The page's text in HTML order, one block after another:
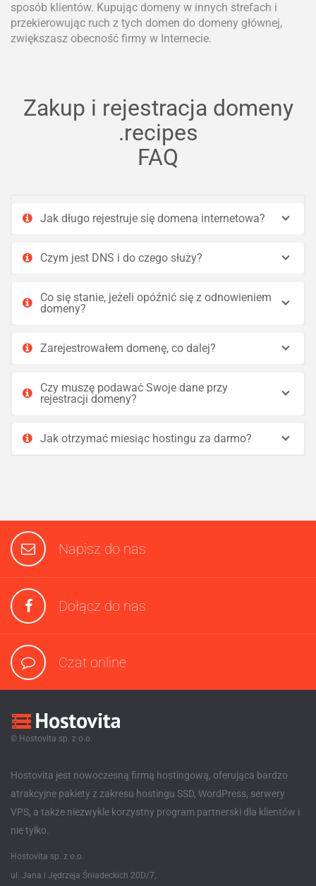
sposób klientów. Kupując domeny w innych strefach i
przekierowując ruch z tych domen do domeny głównej,
zwiększasz obecność firmy w Internecie.
Zakup i rejestracja domeny
.recipes
FAQ
Jak długo rejestruje się domena internetowa?
Czym jest DNS i do czego służy?
Co się stanie, jeżeli opóźnić się z odnowieniem
domeny?
Zarejestrowałem domenę, co dalej?
Czy muszę podawać Swoje dane przy
rejestracji domeny?
Jak otrzymać miesiąc hostingu za darmo?
Napisz do nas
Dołącz do nas
Czat online
© Hostovita sp. z o.o.
Hostovita jest nowoczesną firmą hostingową, oferująca bardzo
atrakcyjne pakiety z zakresu hostingu SSD, WordPress, serwery
VPS, a także niezwykle korzystny program partnerski dla klientów i
nie tylko.
Hostovita sp. z o.o.
ul. Jana i Jędrzeja Śniadeckich 20D/7,